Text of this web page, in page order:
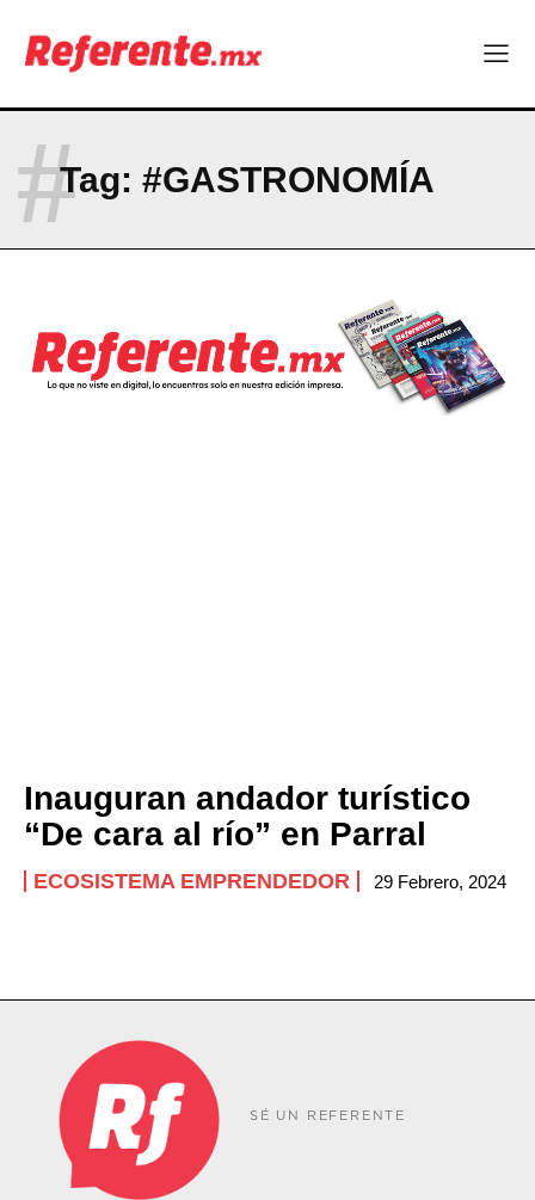
Company
CONTACT
PRIVACY POLICY
Tag: #GASTRONOMÍA
#
Inauguran andador turístico
“De cara al río” en Parral
ECOSISTEMA EMPRENDEDOR 29 Febrero, 2024
SÉ UN REFERENTE